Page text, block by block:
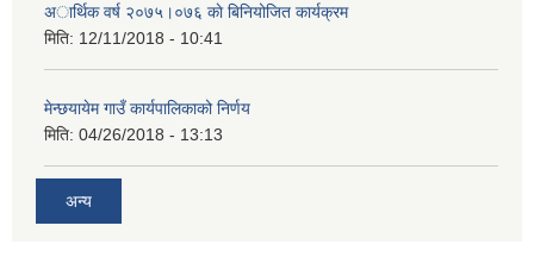
अार्थिक वर्ष २०७५।०७६ काे बिनियोजित कार्यक्रम
मिति: 12/11/2018 - 10:41
मेन्छयायेम गाउँ कार्यपालिकाको निर्णय
मिति: 04/26/2018 - 13:13
अन्य